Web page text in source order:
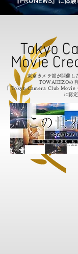
東京カメラ部が開催し
TOWAIEIZOの
『 Tokyo Camera Club
に認